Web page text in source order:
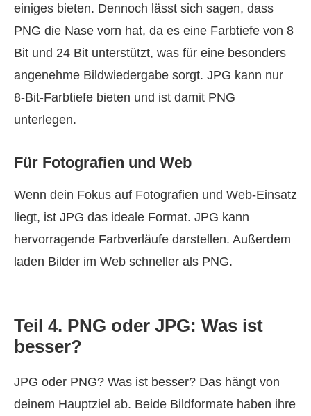
einiges bieten. Dennoch lässt sich sagen, dass
PNG die Nase vorn hat, da es eine Farb­tiefe von 8
Bit und 24 Bit unterstützt, was für eine besonders
angenehme Bildwiedergabe sorgt. JPG kann nur
8-Bit-Farbtiefe bieten und ist damit PNG
unterlegen.
Für Fotografien und Web
Wenn dein Fokus auf Fotografien und Web-Einsatz
liegt, ist JPG das ideale Format. JPG kann
hervorragende Farbverläufe darstellen. Außerdem
laden Bilder im Web schneller als PNG.
Teil 4. PNG oder JPG: Was ist
besser?
JPG oder PNG? Was ist besser? Das hängt von
deinem Hauptziel ab. Beide Bildformate haben ihre